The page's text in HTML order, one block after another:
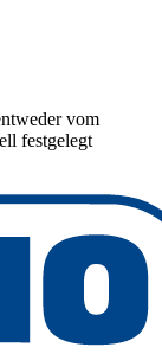
vom
festgelegt